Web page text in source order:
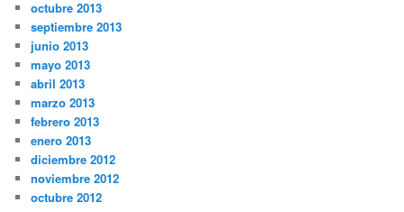
octubre 2013
septiembre 2013
junio 2013
mayo 2013
abril 2013
marzo 2013
febrero 2013
enero 2013
diciembre 2012
noviembre 2012
octubre 2012